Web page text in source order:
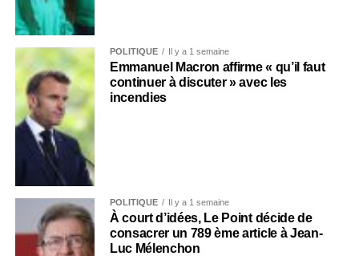
POLITIQUE Il y a 1 semaine
Emmanuel Macron affirme « qu’il faut
continuer à discuter » avec les
incendies
POLITIQUE Il y a 1 semaine
À court d’idées, Le Point décide de
consacrer un 789 ème article à Jean-
Luc Mélenchon